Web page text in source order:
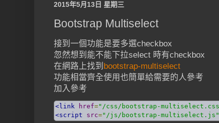
2015年5月13日 星期三
Bootstrap Multiselect
接到一個功能是要多選checkbox
忽然想到能不能下拉select 時有checkbox
在網路上找到 bootstrap-multiselect
功能相當齊全使用也簡單給需要的人參考
加入參考
<link href="/css/bootstrap-
<script
src="/js/bootstrap-multiselect.js"